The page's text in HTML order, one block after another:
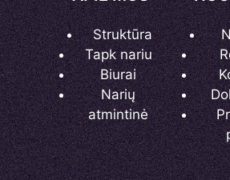
Struktūra
Tapk nariu
Biurai
Narių
atmintinė